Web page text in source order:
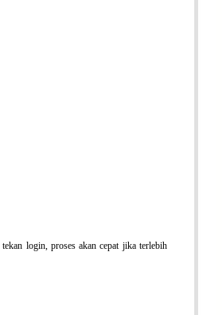
login, proses akan cepat jika terlebih